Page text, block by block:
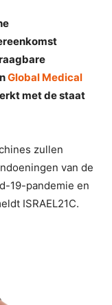
Global Medical
met de staat
zullen
van de
19-pandemie en
ISRAEL21C.